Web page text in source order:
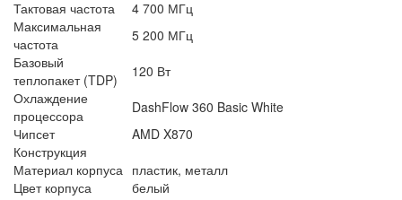
Тактовая частота
4 700 МГц
Максимальная
частота
5 200 МГц
Базовый
теплопакет (TDP)
120 Вт
Охлаждение
процессора
DashFlow 360 Basic White
Чипсет
AMD X870
Конструкция
Материал корпуса пластик, металл
Цвет корпуса
белый